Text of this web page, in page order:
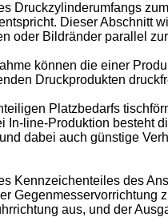
Druckzylinderumfangs
Dieser Abschnitt
oder Bildränder parallel
können die einer
Druckprodukten
Platzbedarfs
In-line-Produktion besteht
dabei auch günstige
Kennzeichenteiles des
Gegenmesservorrichtung
aus, und der